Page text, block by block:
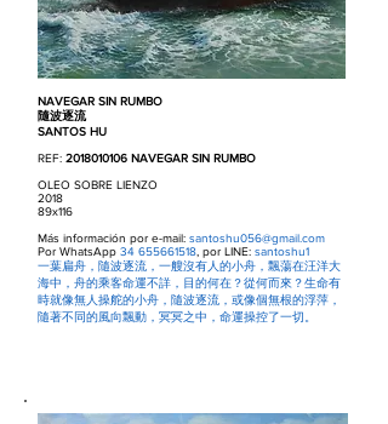
NAVEGAR SIN RUMBO
隨波逐流
SANTOS HU
REF: 2018010106 NAVEGAR SIN RUMBO
OLEO SOBRE LIENZO
2018
89x116
Más información por e-mail: santoshu056@gmail.com
Por WhatsApp 34 655661518 , por LINE: santoshu1
一葉扁舟，隨波逐流，一艘沒有人的小舟，飄蕩在汪洋大
海中，舟的乘客命運不詳，目的何在？從何而來？生命有
時就像無人操舵的小舟，隨波逐流，或像個無根的浮萍，
隨著不同的風向飄動，冥冥之中，命運操控了一切。